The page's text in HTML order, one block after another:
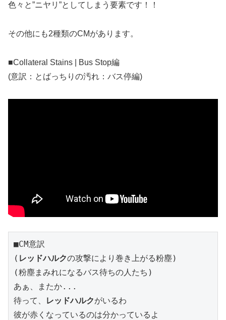
色々と”ニヤリ”としてしまう要素です！！
その他にも2種類のCMがあります。
■Collateral Stains | Bus Stop編
(意訳：とばっちりの汚れ：バス停編)
■CM意訳
( レッドハルクの攻撃により巻き上がる粉塵)
(粉塵まみれになるバス待ちの人たち)
あぁ、またか...
待って、
レッドハルクがいるわ
彼が赤くなっているのは分かっているよ